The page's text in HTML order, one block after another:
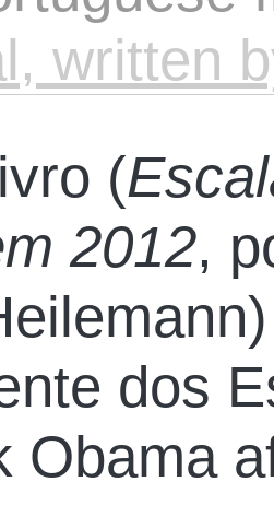
written
(
2012,
dos
Obama